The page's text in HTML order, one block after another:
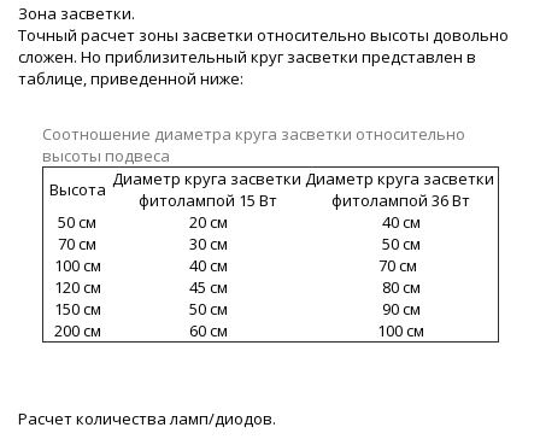
Зона засветки.
Точный расчет зоны засветки относительно высоты довольно
сложен. Но приблизительный круг засветки представлен в
таблице, приведенной ниже:
Соотношение диаметра круга засветки относительно
высоты подвеса
Высота Диаметр круга засветки
фитолампой 15 Вт
Диаметр круга засветки
фитолампой 36 Вт
50 см
20 см
40 см
70 см
30 см
50 см
100 см
40 см
70 см
120 см
45 см
80 см
150 см
50 см
90 см
200 см
60 см 100 см
Расчет количества ламп/диодов.